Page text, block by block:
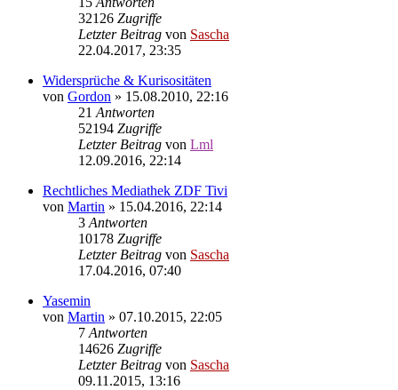
32126 Zugriffe
Letzter Beitrag von Sascha
22.04.2017, 23:35
Widersprüche & Kurisositäten
von Gordon » 15.08.2010, 22:16
21 Antworten
52194 Zugriffe
Letzter Beitrag von Lml
12.09.2016, 22:14
Rechtliches Mediathek ZDF Tivi
von Martin » 15.04.2016, 22:14
3 Antworten
10178 Zugriffe
Letzter Beitrag von Sascha
17.04.2016, 07:40
Yasemin
von Martin » 07.10.2015, 22:05
7 Antworten
14626 Zugriffe
Letzter Beitrag von Sascha
09.11.2015, 13:16